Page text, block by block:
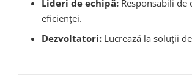
Lideri de echipă:Responsabili de
eficienței.
Dezvoltatori:Lucrează la soluții